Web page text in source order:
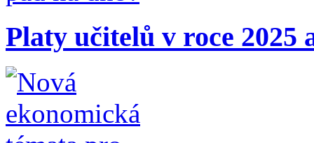
Platy učitelů v roce 2025